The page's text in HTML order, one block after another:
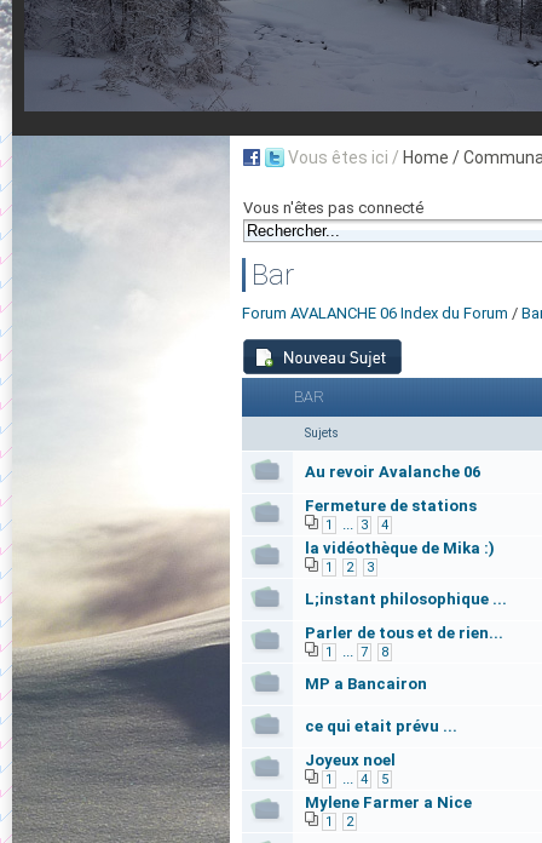
Vous êtes ici / Home /
Vous n'êtes pas connecté
Bar
Forum AVALANCHE 06 Index du Forum /
BAR
Sujets
Au revoir Avalanche 06
Fermeture de stations
1 ... 3 4
la vidéothèque de Mika :)
1 2 3
L;instant philosophique ...
Parler de tous et de rien...
1 ... 7 8
MP a Bancairon
ce qui etait prévu ...
Joyeux noel
1 ... 4 5
Mylene Farmer a Nice
1 2